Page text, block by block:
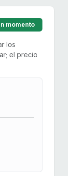
momento
los
el precio